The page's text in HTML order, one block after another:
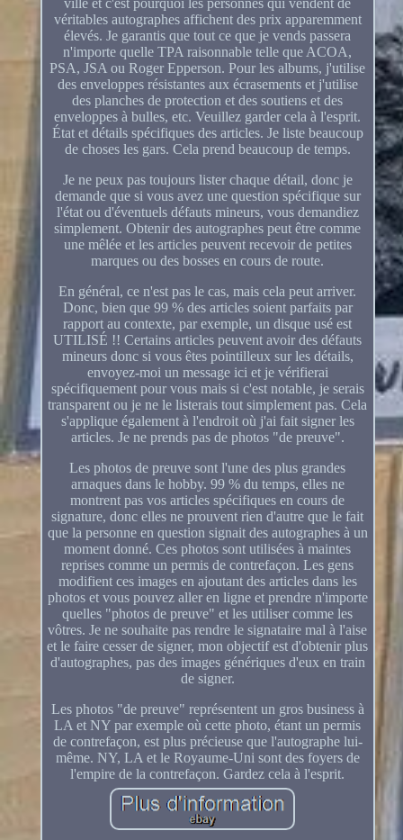
ville et c'est pourquoi les personnes qui vendent de
véritables autographes affichent des prix apparemment
élevés. Je garantis que tout ce que je vends passera
n'importe quelle TPA raisonnable telle que ACOA,
PSA, JSA ou Roger Epperson. Pour les albums, j'utilise
des enveloppes résistantes aux écrasements et j'utilise
des planches de protection et des soutiens et des
enveloppes à bulles, etc. Veuillez garder cela à l'esprit.
État et détails spécifiques des articles. Je liste beaucoup
de choses les gars. Cela prend beaucoup de temps.
Je ne peux pas toujours lister chaque détail, donc je
demande que si vous avez une question spécifique sur
l'état ou d'éventuels défauts mineurs, vous demandiez
simplement. Obtenir des autographes peut être comme
une mêlée et les articles peuvent recevoir de petites
marques ou des bosses en cours de route.
En général, ce n'est pas le cas, mais cela peut arriver.
Donc, bien que 99 % des articles soient parfaits par
rapport au contexte, par exemple, un disque usé est
UTILISÉ !! Certains articles peuvent avoir des défauts
mineurs donc si vous êtes pointilleux sur les détails,
envoyez-moi un message ici et je vérifierai
spécifiquement pour vous mais si c'est notable, je serais
transparent ou je ne le listerais tout simplement pas. Cela
s'applique également à l'endroit où j'ai fait signer les
articles. Je ne prends pas de photos "de preuve".
Les photos de preuve sont l'une des plus grandes
arnaques dans le hobby. 99 % du temps, elles ne
montrent pas vos articles spécifiques en cours de
signature, donc elles ne prouvent rien d'autre que le fait
que la personne en question signait des autographes à un
moment donné. Ces photos sont utilisées à maintes
reprises comme un permis de contrefaçon. Les gens
modifient ces images en ajoutant des articles dans les
photos et vous pouvez aller en ligne et prendre n'importe
quelles "photos de preuve" et les utiliser comme les
vôtres. Je ne souhaite pas rendre le signataire mal à l'aise
et le faire cesser de signer, mon objectif est d'obtenir plus
d'autographes, pas des images génériques d'eux en train
de signer.
Les photos "de preuve" représentent un gros business à
LA et NY par exemple où cette photo, étant un permis
de contrefaçon, est plus précieuse que l'autographe lui-
même. NY, LA et le Royaume-Uni sont des foyers de
l'empire de la contrefaçon. Gardez cela à l'esprit.